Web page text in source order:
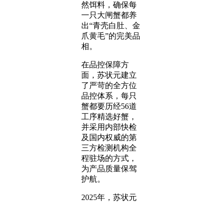
然饵料，确保每
一只大闸蟹都养
出“青壳白肚、金
爪黄毛”的完美品
相。
在品控保障方
面，苏状元建立
了严苛的全方位
品控体系，每只
蟹都要历经56道
工序精选好蟹，
并采用内部快检
及国内权威的第
三方检测机构全
程驻场的方式，
为产品质量保驾
护航。
2025年，苏状元